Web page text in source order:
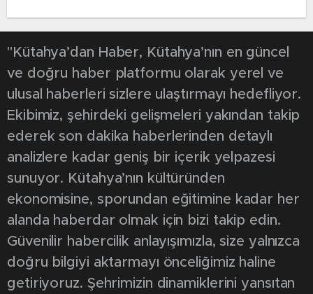
"Kütahya’dan Haber, Kütahya’nın en güncel
ve doğru haber platformu olarak yerel ve
ulusal haberleri sizlere ulaştırmayı hedefliyor.
Ekibimiz, şehirdeki gelişmeleri yakından takip
ederek son dakika haberlerinden detaylı
analizlere kadar geniş bir içerik yelpazesi
sunuyor. Kütahya’nın kültüründen
ekonomisine, sporundan eğitimine kadar her
alanda haberdar olmak için bizi takip edin.
Güvenilir habercilik anlayışımızla, size yalnızca
doğru bilgiyi aktarmayı önceliğimiz haline
getiriyoruz. Şehrimizin dinamiklerini yansıtan